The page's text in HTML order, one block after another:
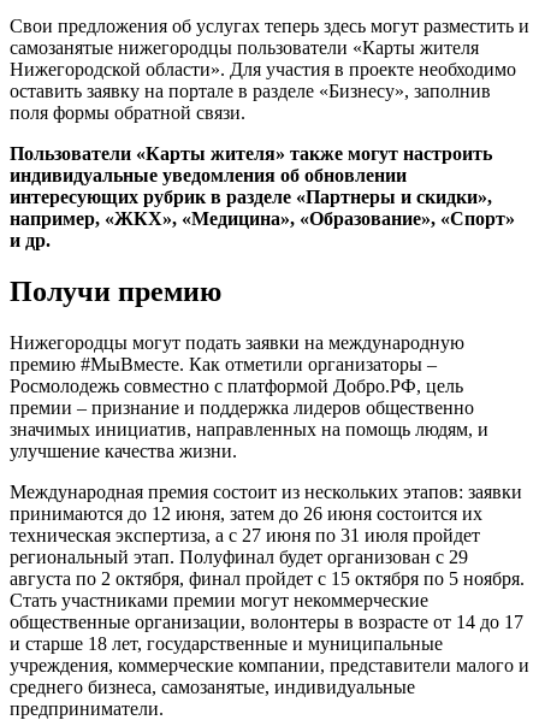
Свои предложения об услугах теперь здесь могут разместить и
самозанятые нижегородцы пользователи «Карты жителя
Нижегородской области». Для участия в проекте необходимо
оставить заявку на портале в разделе «Бизнесу», заполнив
поля формы обратной связи.
Пользователи «Карты жителя» также могут настроить
индивидуальные уведомления об обновлении
интересующих рубрик в разделе «Партнеры и скидки»,
например, «ЖКХ», «Медицина», «Образование», «Спорт»
и др.
Получи премию
Нижегородцы могут подать заявки на международную
премию #МыВместе. Как отметили организаторы –
Росмолодежь совместно с платформой Добро.РФ, цель
премии – признание и поддержка лидеров общественно
значимых инициатив, направленных на помощь людям, и
улучшение качества жизни.
Международная премия состоит из нескольких этапов: заявки
принимаются до 12 июня, затем до 26 июня состоится их
техническая экспертиза, а с 27 июня по 31 июля пройдет
региональный этап. Полуфинал будет организован с 29
августа по 2 октября, финал пройдет с 15 октября по 5 ноября.
Стать участниками премии могут некоммерческие
общественные организации, волонтеры в возрасте от 14 до 17
и старше 18 лет, государственные и муниципальные
учреждения, коммерческие компании, представители малого и
среднего бизнеса, самозанятые, индивидуальные
предприниматели.